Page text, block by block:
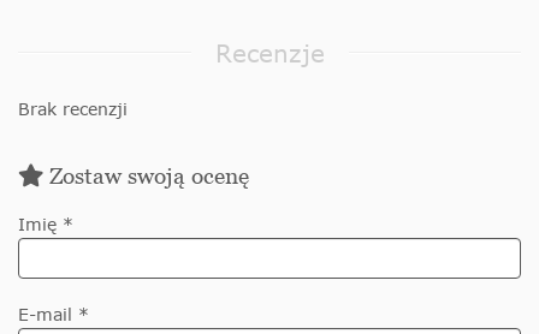
Recenzje
Brak recenzji
Zostaw swoją ocenę
Imię *
E-mail *